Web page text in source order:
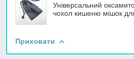
Універсальний
чохол кишеню мішок
Приховати